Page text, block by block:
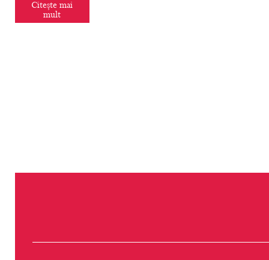
Citește mai
mult